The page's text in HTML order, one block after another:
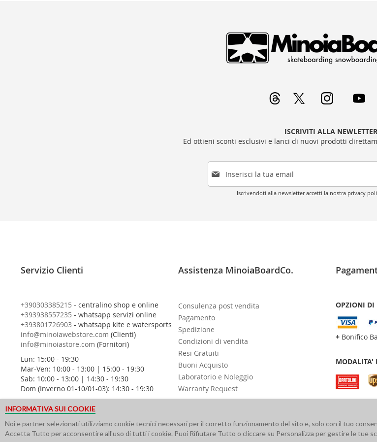
ISCRIVITI ALLA NEWLETTER
Ed ottieni sconti esclusivi e lanci di nuovi prodotti
I
c
l
n
o
s
t
r
a
N
e
w
s
l
e
t
e
Iscrivendoti alla newsletter accetti la nostra privacy
Servizio Clienti
+390303385215 - centralino shop e online
+393938557235 - whatsapp servizi online
+393801726903 - whatsapp kite e watersports
info@minoiawebstore.com (Clienti)
info@minoiastore.com (Fornitori)
Lun: 15:00 - 19:30
Mar-Ven: 10:00 - 13:00 | 15:00 - 19:30
Sab: 10:00 - 13:00 | 14:30 - 19:30
Dom (Inverno 01-10/01-03): 14:30 - 19:30
Assistenza MinoiaBoardCo.
Consulenza post vendita
Pagamento
Spedizione
Condizioni di vendita
Resi Gratuiti
Buoni Acquisto
Laboratorio e Noleggio
Warranty Request
OPZIONI DI
+ Bonifico
MODALITA'
INFORMATIVA SUI COOKIE
Noi e partner selezionati utilizziamo cookie tecnici necessari per il corretto funzionamento del sito e, solo con il tuo
Accetta Tutto per acconsentire all'uso di tutti i cookie. Puoi Rifiutare Tutto o cliccare su Personalizza per gestire le tue